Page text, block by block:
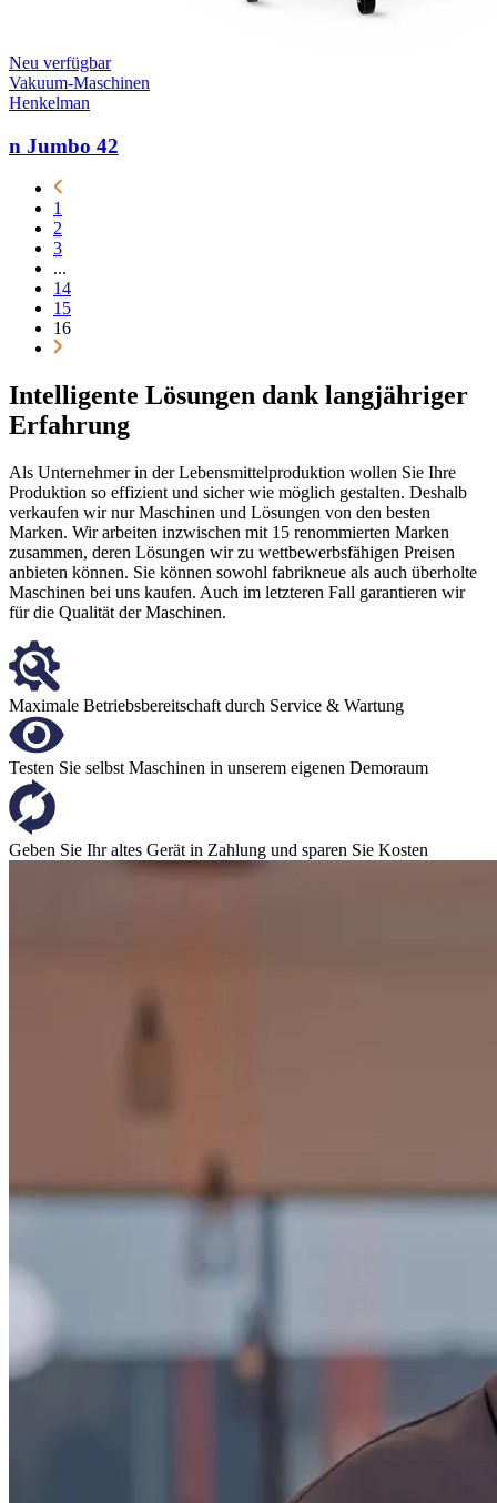
Neu verfügbar
Vakuum-Maschinen
Henkelman
n Jumbo 42
1
2
3
...
14
15
16
Intelligente Lösungen dank langjähriger
Erfahrung
Als Unternehmer in der Lebensmittelproduktion wollen Sie Ihre
Produktion so effizient und sicher wie möglich gestalten. Deshalb
verkaufen wir nur Maschinen und Lösungen von den besten
Marken. Wir arbeiten inzwischen mit 15 renommierten Marken
zusammen, deren Lösungen wir zu wettbewerbsfähigen Preisen
anbieten können. Sie können sowohl fabrikneue als auch überholte
Maschinen bei uns kaufen. Auch im letzteren Fall garantieren wir
für die Qualität der Maschinen.
Maximale Betriebsbereitschaft durch Service & Wartung
Testen Sie selbst Maschinen in unserem eigenen Demoraum
Geben Sie Ihr altes Gerät in Zahlung und sparen Sie Kosten